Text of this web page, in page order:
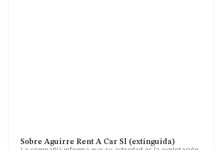
Sobre Aguirre Rent A Car Sl (extinguida)